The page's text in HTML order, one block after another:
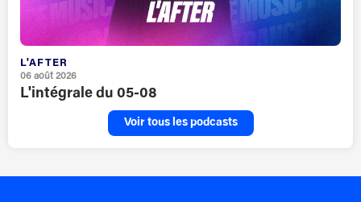
L'AFTER
06 août 2026
L'intégrale du 05-08
Voir tous les podcasts